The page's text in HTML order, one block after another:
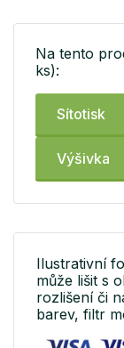
Na tento
ks):
Sítotisk
Výšivka
Ilustrativní
může lišit s
rozlišení či
barev, filtr